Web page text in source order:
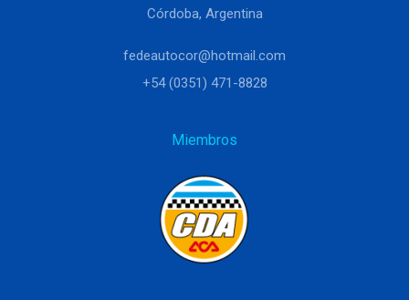
Córdoba, Argentina
fedeautocor@hotmail.com
+54 (0351) 471-8828
Miembros